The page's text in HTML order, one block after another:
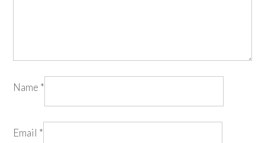
Name *
Email *